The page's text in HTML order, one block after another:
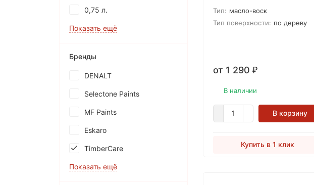
карнаубского воска,
обеспечивающая защиту и уход
Тип: масло-воск
Тип поверхности: по дереву
от 1 290 ₽
В наличии
В корзину
Купить в 1 клик
0,75 л.
Показать ещё
Бренды
DENALT
Selectone Paints
MF Paints
Eskaro
TimberCare
Показать ещё